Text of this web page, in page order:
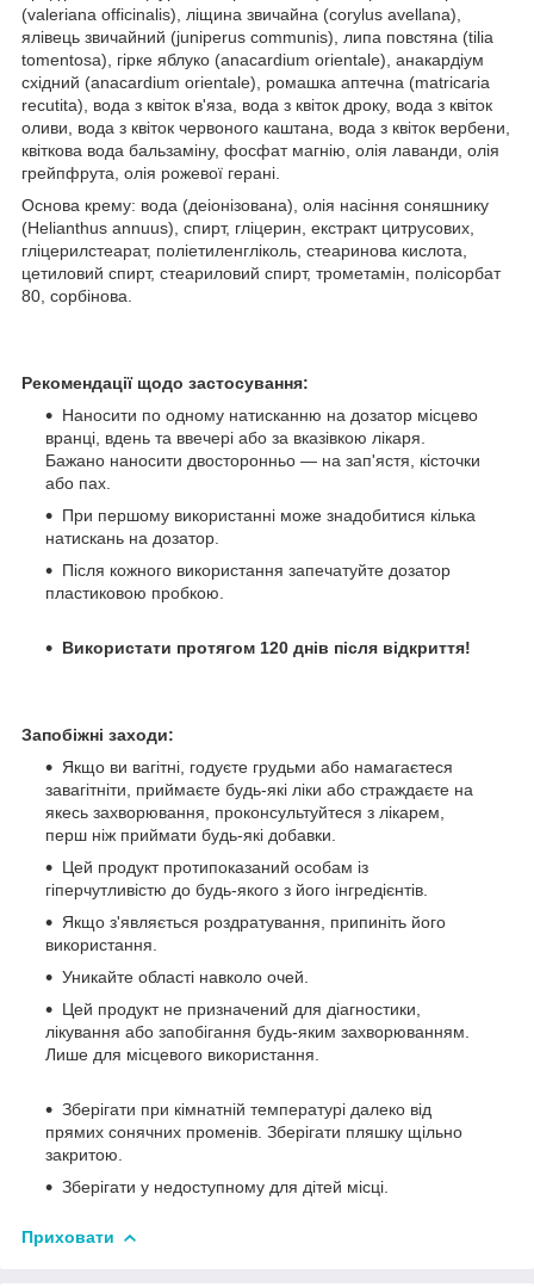
(valeriana officinalis), ліщина звичайна (corylus avellana),
ялівець звичайний (juniperus communis), липа повстяна (tilia
tomentosa), гірке яблуко (anacardium orientale), анакардіум
східний (anacardium orientale), ромашка аптечна (matricaria
recutita), вода з квіток в'яза, вода з квіток дроку, вода з квіток
оливи, вода з квіток червоного каштана, вода з квіток вербени,
квіткова вода бальзаміну, фосфат магнію, олія лаванди, олія
грейпфрута, олія рожевої герані.
Основа крему: вода (деіонізована), олія насіння соняшнику
(Helianthus annuus), спирт, гліцерин, екстракт цитрусових,
гліцерилстеарат, поліетиленгліколь, стеаринова кислота,
цетиловий спирт, стеариловий спирт, трометамін, полісорбат
80, сорбінова.
Рекомендації щодо застосування:
Наносити по одному натисканню на дозатор місцево
вранці, вдень та ввечері або за вказівкою лікаря.
Бажано наносити двосторонньо — на зап'ястя, кісточки
або пах.
При першому використанні може знадобитися кілька
натискань на дозатор.
Після кожного використання запечатуйте дозатор
пластиковою пробкою.
Використати протягом 120 днів після відкриття!
Запобіжні заходи:
Якщо ви вагітні, годуєте грудьми або намагаєтеся
завагітніти, приймаєте будь-які ліки або страждаєте на
якесь захворювання, проконсультуйтеся з лікарем,
перш ніж приймати будь-які добавки.
Цей продукт протипоказаний особам із
гіперчутливістю до будь-якого з його інгредієнтів.
Якщо з'являється роздратування, припиніть його
використання.
Уникайте області навколо очей.
Цей продукт не призначений для діагностики,
лікування або запобігання будь-яким захворюванням.
Лише для місцевого використання.
Зберігати при кімнатній температурі далеко від
прямих сонячних променів. Зберігати пляшку щільно
закритою.
Зберігати у недоступному для дітей місці.
Приховати